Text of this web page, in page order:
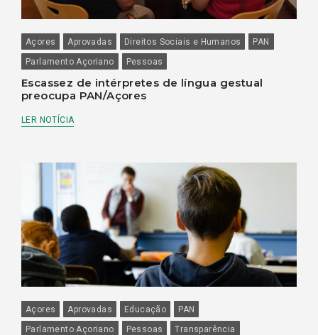
Açores Aprovadas Direitos Sociais e Humanos
PAN
Parlamento Açoriano
Pessoas
Escassez de intérpretes de língua gestual
preocupa PAN/Açores
LER NOTÍCIA
Açores Aprovadas Educação
PAN
Parlamento Açoriano
Pessoas Transparência